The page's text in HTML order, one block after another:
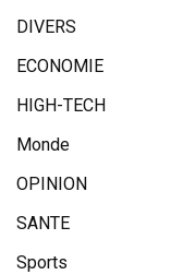
DIVERS
ECONOMIE
HIGH-TECH
Monde
OPINION
SANTE
Sports